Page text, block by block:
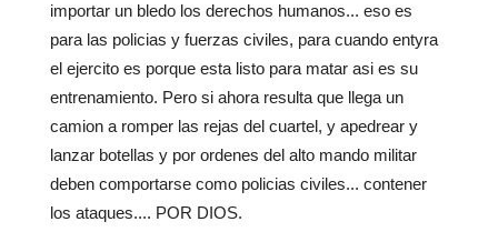
importar un bledo los derechos humanos... eso es
para las policias y fuerzas civiles, para cuando entyra
el ejercito es porque esta listo para matar asi es su
entrenamiento. Pero si ahora resulta que llega un
camion a romper las rejas del cuartel, y apedrear y
lanzar botellas y por ordenes del alto mando militar
deben comportarse como policias civiles... contener
los ataques.... POR DIOS.